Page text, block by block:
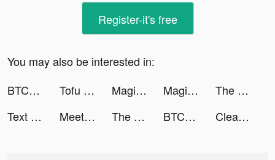
Register-it's free
You may also be interested in:
BTCC - Trade Bitcoin & Crypto Futures tiktok ads
Tofu Girl tiktok ads Magic Tiles 3: Piano Game tiktok ads Magic Tiles 3 tiktok ads
The Ants: Underground Kingdom tiktok ads
Text or Die tiktok ads
Meete-Dating&Meet New Friends tiktok ads The Ants: Underground Kingdom tiktok ads BTCC - Trade Bitcoin & Crypto Futures tiktok ads Clean Master Pro-clean&booster tiktok ads